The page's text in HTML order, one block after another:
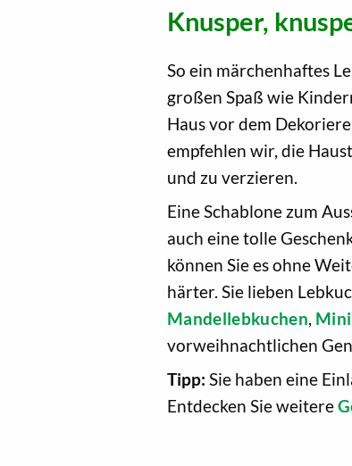
Knusper,
So ein märchenhaftes
großen Spaß wie
Haus vor dem
empfehlen wir, die
und zu verzieren.
Eine Schablone zum
auch eine tolle
können Sie es ohne
härter. Sie lieben
Mandellebkuchen
vorweihnachtlichen
Tipp: Sie haben eine
Entdecken Sie weitere